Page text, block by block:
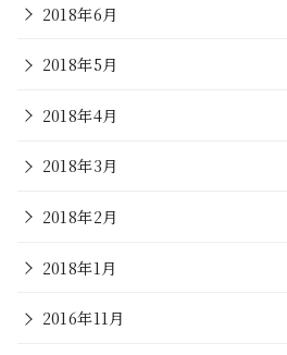
2018年6月
2018年5月
2018年4月
2018年3月
2018年2月
2018年1月
2016年11月